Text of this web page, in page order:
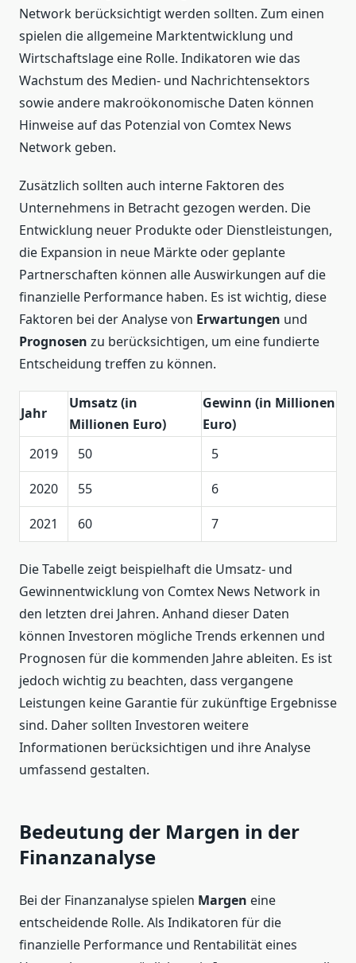
Network berücksichtigt werden sollten. Zum einen
spielen die allgemeine Marktentwicklung und
Wirtschaftslage eine Rolle. Indikatoren wie das
Wachstum des Medien- und Nachrichtensektors
sowie andere makroökonomische Daten können
Hinweise auf das Potenzial von Comtex News
Network geben.
Zusätzlich sollten auch interne Faktoren des
Unternehmens in Betracht gezogen werden. Die
Entwicklung neuer Produkte oder Dienstleistungen,
die Expansion in neue Märkte oder geplante
Partnerschaften können alle Auswirkungen auf die
finanzielle Performance haben. Es ist wichtig, diese
Faktoren bei der Analyse von Erwartungen und
Prognosen zu berücksichtigen, um eine fundierte
Entscheidung treffen zu können.
Jahr
Umsatz (in
Millionen Euro)
Gewinn (in Millionen
Euro)
2019
50
5
2020
55
6
2021
60 7
Die Tabelle zeigt beispielhaft die Umsatz- und
Gewinnentwicklung von Comtex News Network in
den letzten drei Jahren. Anhand dieser Daten
können Investoren mögliche Trends erkennen und
Prognosen für die kommenden Jahre ableiten. Es ist
jedoch wichtig zu beachten, dass vergangene
Leistungen keine Garantie für zukünftige Ergebnisse
sind. Daher sollten Investoren weitere
Informationen berücksichtigen und ihre Analyse
umfassend gestalten.
Bedeutung der Margen in der
Finanzanalyse
Bei der Finanzanalyse spielen Margen eine
entscheidende Rolle. Als Indikatoren für die
finanzielle Performance und Rentabilität eines